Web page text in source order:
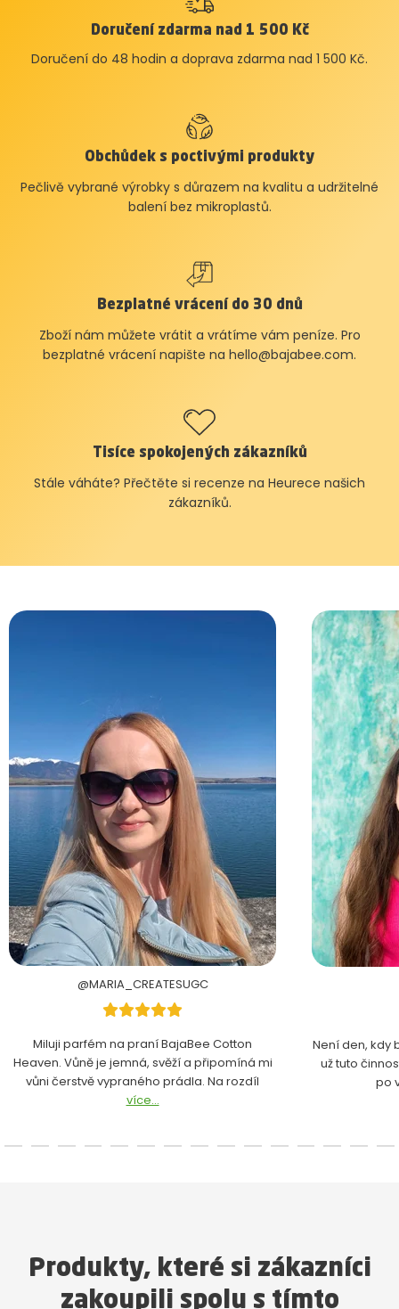
Doručení zdarma nad 1 500 Kč
Doručení do 48 hodin a doprava zdarma nad 1 500 Kč.
Obchůdek s poctivými produkty
Pečlivě vybrané výrobky s důrazem na kvalitu a udržitelné
balení bez mikroplastů.
Bezplatné vrácení do 30 dnů
Zboží nám můžete vrátit a vrátíme vám peníze. Pro
bezplatné vrácení napište na hello@bajabee.com.
Tisíce spokojených zákazníků
Stále váháte? Přečtěte si recenze na Heurece našich
zákazníků.
@MARIA_CREATESUGC
Miluji parfém na praní BajaBee Cotton
Heaven. Vůně je jemná, svěží a připomíná mi
vůni čerstvě vypraného prádla. Na rozdíl
více...
Není den, kdy
už tuto
po
Produkty, které si zákazníci
zakoupili spolu s tímto